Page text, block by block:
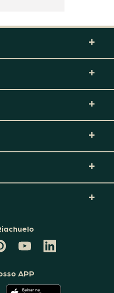
CANAL
DA
RIACHUELO
LINKEDIN
DA
APP
O